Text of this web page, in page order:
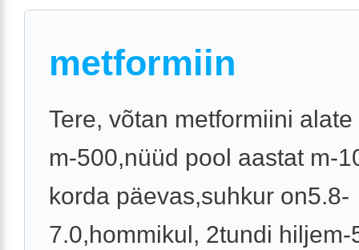
metformiin
Tere, võtan metformiini
m-500,nüüd pool aastat m-
korda päevas,suhkur on5.8-
7.0,hommikul, 2tundi hiljem-